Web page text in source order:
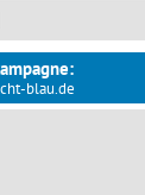
blau.de